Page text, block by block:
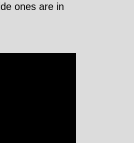
ones are in